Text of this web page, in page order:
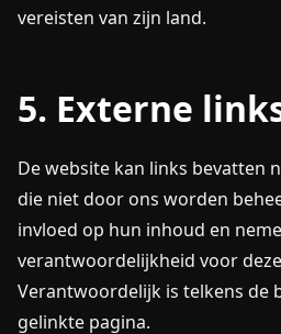
vereisten van zijn land.
5. Externe
De website kan links bevatten
die niet door ons worden
invloed op hun inhoud en
verantwoordelijkheid voor
Verantwoordelijk is telkens de
gelinkte pagina.